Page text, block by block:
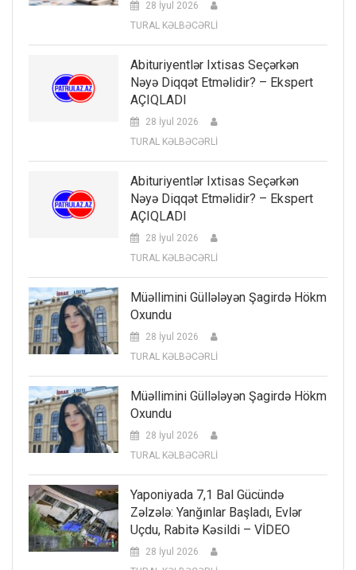
28 İyul 2026
TURAL KƏLBƏCƏRLİ
Abituriyentlər Ixtisas Seçərkən
Nəyə Diqqət Etməlidir? – Ekspert
AÇIQLADI
28 İyul 2026
TURAL KƏLBƏCƏRLİ
Abituriyentlər Ixtisas Seçərkən
Nəyə Diqqət Etməlidir? – Ekspert
AÇIQLADI
28 İyul 2026
TURAL KƏLBƏCƏRLİ
Müəllimini Güllələyən Şagirdə Hökm
Oxundu
28 İyul 2026
TURAL KƏLBƏCƏRLİ
Müəllimini Güllələyən Şagirdə Hökm
Oxundu
28 İyul 2026
TURAL KƏLBƏCƏRLİ
Yaponiyada 7,1 Bal Gücündə
Zəlzələ: Yanğınlar Başladı, Evlər
Uçdu, Rabitə Kəsildi – VİDEO
28 İyul 2026